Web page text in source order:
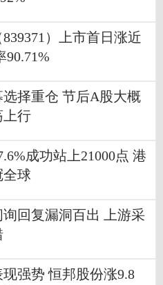
）上市首日涨近
90.71%
择重仓 节后A股大概
上行
成功站上21000点 港
全球
回复漏洞百出 上游采
强势 恒邦股份涨9.8